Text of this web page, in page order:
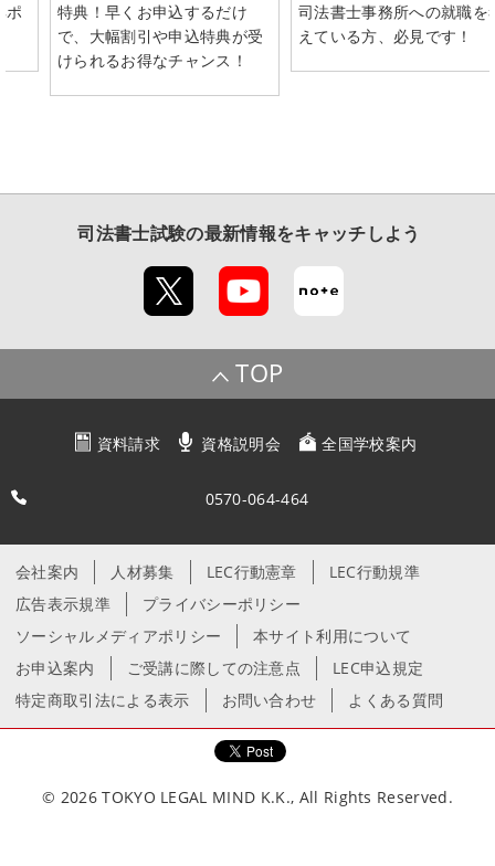
ポ
特典！早くお申込するだけ
で、大幅割引や申込特典が受
けられるお得なチャンス！
司法書士事務所への就職を
えている方、必見です！
司法書士試験の最新情報をキャッチしよう
TOP
資料請求 資格説明会 全国学校案内
0570-064-464
会社案内 人材募集 LEC行動憲章
LEC行動規準
広告表示規準
プライバシーポリシー
ソーシャルメディアポリシー
本サイト利用について
お申込案内
ご受講に際しての注意点
LEC申込規定
特定商取引法による表示
お問い合わせ よくある質問
© 2026 TOKYO LEGAL MIND K.K., All Rights Reserved.